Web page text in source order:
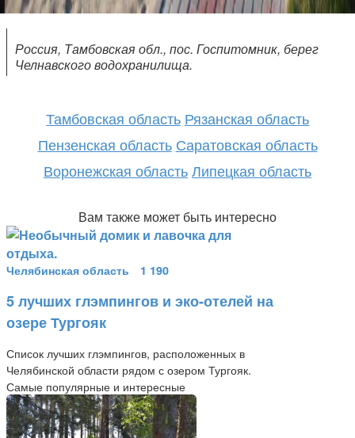
Россия, Тамбовская обл., пос. Госпитомник, берег
Челнавского водохранилища.
Тамбовская область Рязанская область
Пензенская область Саратовская область
Воронежская область Липецкая область
Вам также может быть интересно
Челябинская область 1 190
5 лучших глэмпингов и эко-отелей на
озере Тургояк
Список лучших глэмпингов, расположенных в
Челябинской области рядом с озером Тургояк.
Самые популярные и интересные